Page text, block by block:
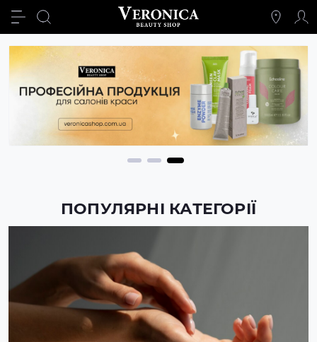
ПОПУЛЯРНІ КАТЕГОРІЇ